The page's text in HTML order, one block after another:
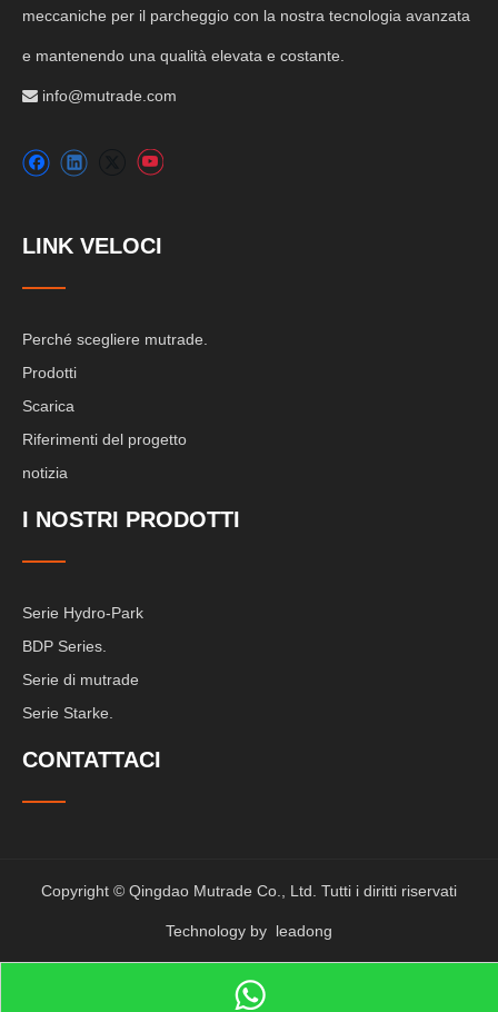
meccaniche per il parcheggio con la nostra tecnologia avanzata
e mantenendo una qualità elevata e costante.
 info@mutrade.com
LINK VELOCI
Perché scegliere mutrade.
Prodotti
Scarica
Riferimenti del progetto
notizia
I NOSTRI PRODOTTI
Serie Hydro-Park
BDP Series.
Serie di mutrade
Serie Starke.
CONTATTACI
Copyright © Qingdao Mutrade Co., Ltd. Tutti i diritti riservati
Technology by leadong